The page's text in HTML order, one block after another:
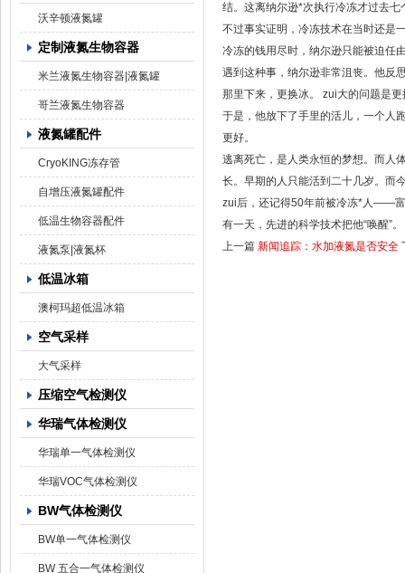
沃辛顿液氮罐
定制液氮生物容器
米兰液氮生物容器|液氮罐
哥兰液氮生物容器
液氮罐配件
CryoKING冻存管
自增压液氮罐配件
低温生物容器配件
液氮泵|液氮杯
低温冰箱
澳柯玛超低温冰箱
空气采样
大气采样
压缩空气检测仪
华瑞气体检测仪
华瑞单一气体检测仪
华瑞VOC气体检测仪
BW气体检测仪
BW单一气体检测仪
BW 五合一气体检测仪
结。这离纳尔逊*次执行冷冻才过去七
不过事实证明，冷冻技术在当时还是
冷冻的钱用尽时，纳尔逊只能被迫任
遇到这种事，纳尔逊非常沮丧。他反
那里下来，更换冰。 zui大的问题是
于是，他放下了手里的活儿，一个人
更好。
逃离死亡，是人类永恒的梦想。而人
长。早期的人只能活到二十几岁。而
zui后，还记得50年前被冷冻*人——富
有一天，先进的科学技术把他“唤醒”。
上一篇 新闻追踪：水加液氮是否安全